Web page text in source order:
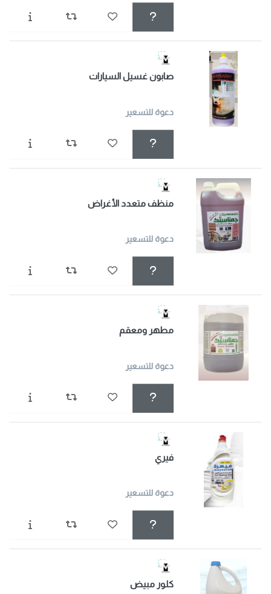
صابون غسيل السيارات
دعوة للتسعير
منظف متعدد الأغراض
دعوة للتسعير
مطهر ومعقم
دعوة للتسعير
فيري
دعوة للتسعير
كلور مبيض